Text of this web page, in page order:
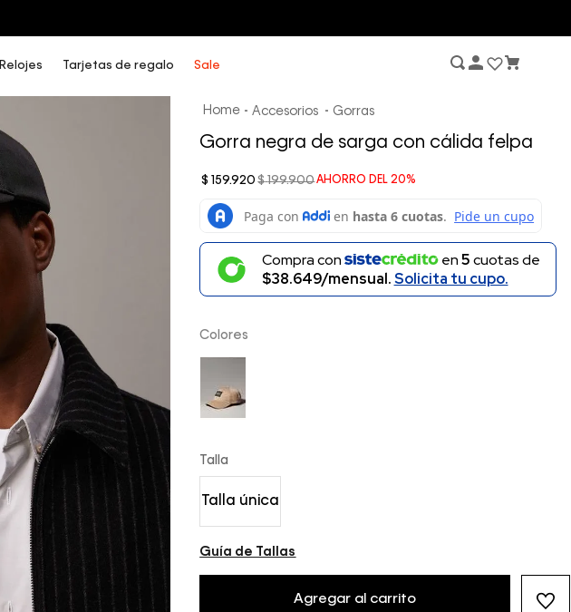
Relojes Tarjetas de regalo Sale
Accesorios Gorras
Gorra negra de sarga con cálida felpa
AHORRO DEL20%
$ 199.900
$ 159.920
Compra con en5cuotas de
$38.649/mensual.Solicita tu cupo.
Colores
Talla
Talla única
Guía de Tallas
Agregar al carrito